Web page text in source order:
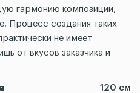
гармонию композиции,
Процесс создания таких
не имеет
от вкусов заказчика и
120 см